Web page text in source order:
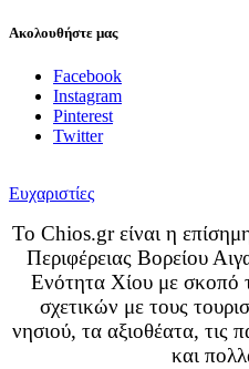
Ακολουθήστε μας
Facebook
Instagram
Pinterest
Twitter
Ευχαριστίες
Το Chios.gr είναι η
Περιφέρειας Βορείου
Ενότητα Χίου με σκοπό
σχετικών με τους
νησιού, τα αξιοθέατα, τις
και